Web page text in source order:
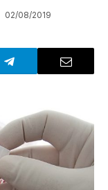
02/08/2019